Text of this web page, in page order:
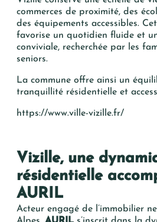
commerces de proximité, des
des équipements accessibles.
favorise un quotidien fluide et
conviviale, recherchée par les
seniors.
La commune offre ainsi un
tranquillité résidentielle et
https://www.ville-vizille.fr/
Vizille, une
résidentielle
AURIL
Acteur engagé de l’immobilier